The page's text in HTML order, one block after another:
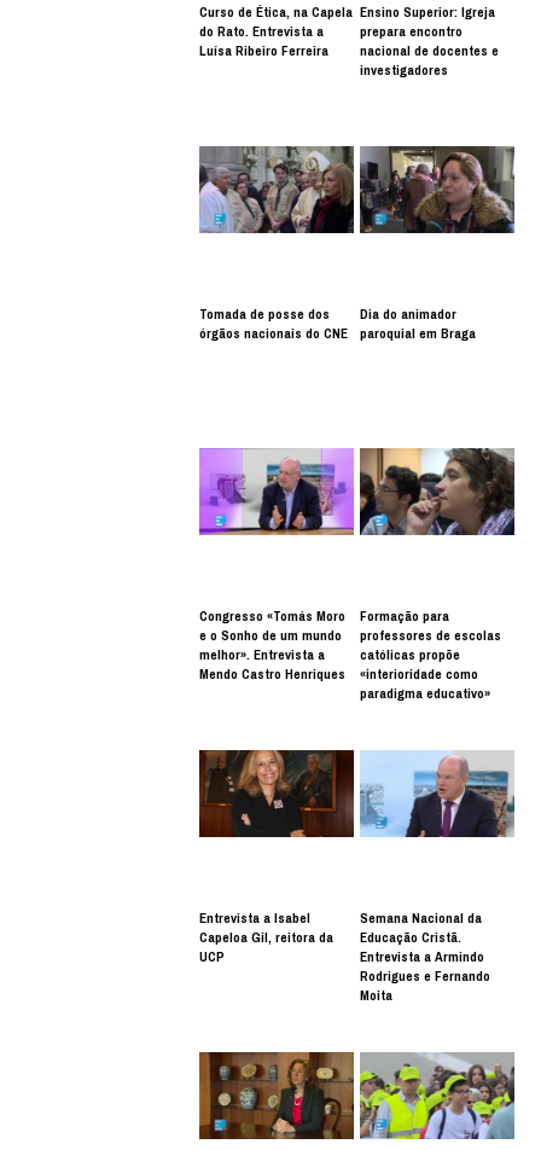
Curso de Ética, na Capela
do Rato. Entrevista a
Luísa Ribeiro Ferreira
Ensino Superior: Igreja
prepara encontro
nacional de docentes e
investigadores
Tomada de posse dos
órgãos nacionais do CNE
Dia do animador
paroquial em Braga
Congresso «Tomás Moro
e o Sonho de um mundo
melhor». Entrevista a
Mendo Castro Henriques
Formação para
professores de escolas
católicas propõe
«interioridade como
paradigma educativo»
Entrevista a Isabel
Capeloa Gil, reitora da
UCP
Semana Nacional da
Educação Cristã.
Entrevista a Armindo
Rodrigues e Fernando
Moita